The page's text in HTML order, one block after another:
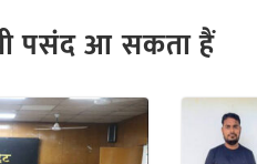
पसंद आ सकता हैं